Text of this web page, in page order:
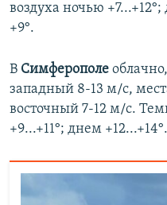
воздуха ночью
+9°.
В Симферополе
западный 8-13 м/с,
восточный 7-12 м/с.
+9...+11°; днем +12...+14°.